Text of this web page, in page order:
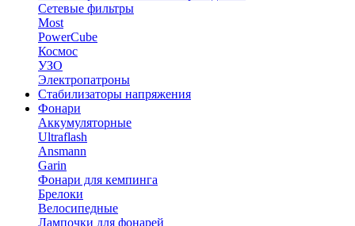
Сетевые фильтры
Most
PowerCube
Космос
УЗО
Электропатроны
Стабилизаторы напряжения
Фонари
Аккумуляторные
Ultraflash
Ansmann
Garin
Фонари для кемпинга
Брелоки
Велосипедные
Лампочки для фонарей